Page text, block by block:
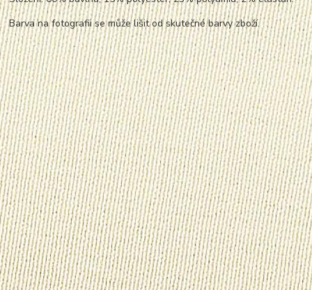
Barva na fotografii se může lišit od skutečné barvy zboží.